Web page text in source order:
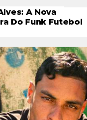
A Nova
Do Funk Futebol